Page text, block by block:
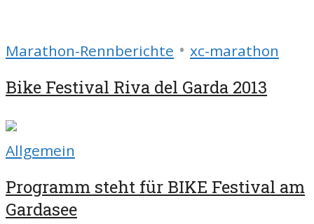
Marathon-Rennberichte • xc-marathon
Bike Festival Riva del Garda 2013
Allgemein
Programm steht für BIKE Festival am
Gardasee